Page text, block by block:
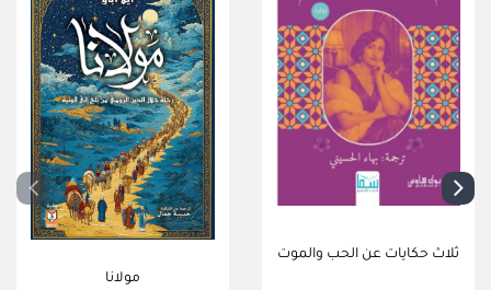
مولانا
ثلاث حكايات عن الحب والموت